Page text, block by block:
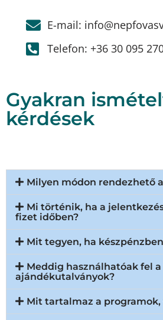
E-mail:
Telefon: +36 30 095
Gyakran
kérdések
Milyen módon rendezhető
Mi történik, ha a
fizet időben?
Mit tegyen, ha
Meddig használhatóak fel
ajándékutalványok?
Mit tartalmaz a programok,